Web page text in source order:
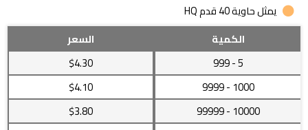
يمثل حاوية 40 قدم HQ
الكمية
السعر
5
- 999
$4.30
1000
- 9999
$4.10
10000
- 99999
$3.80
شريط
على
وردة
لتطريز